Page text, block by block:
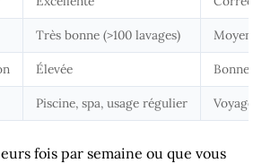
Très bonne (>100 lavages)
Élevée Bonne
Piscine, spa, usage régulier Voyage,
fois par semaine ou que vous